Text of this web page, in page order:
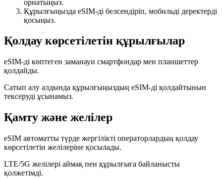
орнатыңыз.
Құрылғыңызда eSIM-ді белсендіріп, мобильді деректерді
қосыңыз.
Қолдау көрсетілетін құрылғылар
eSIM-ді көптеген заманауи смартфондар мен планшеттер
қолдайды.
Сатып алу алдында құрылғыңыздың eSIM-ді қолдайтынын
тексеруді ұсынамыз.
Қамту және желілер
eSIM автоматты түрде жергілікті операторлардың қолдау
көрсетілетін желілеріне қосылады.
LTE/5G желілері аймақ пен құрылғыға байланысты
қолжетімді.